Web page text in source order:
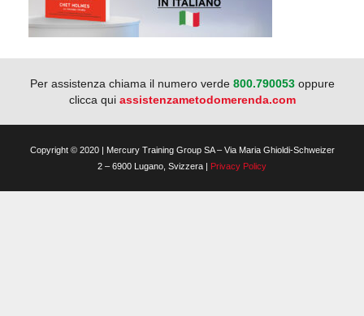
Per assistenza chiama il numero verde 800.790053 oppure
clicca qui assistenzametodomerenda.com
Copyright © 2020 | Mercury Training Group SA – Via Maria Ghioldi-Schweizer
2 – 6900 Lugano, Svizzera | Privacy Policy